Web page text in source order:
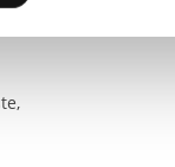
Cookie-
sind, müssen Sie
Ihre Einwilligung für
Bitte
erforderlich zur